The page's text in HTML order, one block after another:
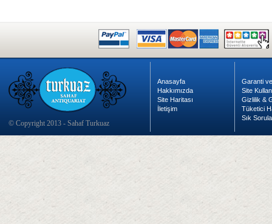
© Copyright 2013 - Sahaf Turkuaz
Anasayfa
Hakkımızda
Site Haritası
İletişim
Garanti
Site
Gizlilik &
Tüketici
Sık